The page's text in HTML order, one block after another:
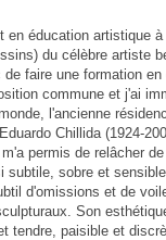
en éducation artistique
du célèbre artiste
faire une formation
commune et j'ai
l'ancienne
Chillida (1924-
m'a permis de relâcher
sobre et
d'omissions et de
Son
tendre, paisible et